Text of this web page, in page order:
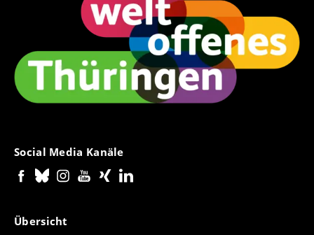
Social Media Kanäle
Übersicht